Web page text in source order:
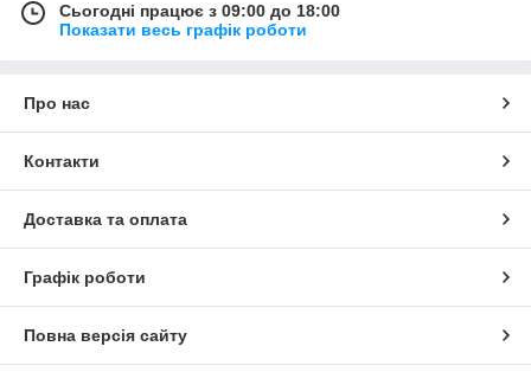
Сьогодні працює з 09:00 до 18:00
Показати весь графік роботи
Про нас
Контакти
Доставка та оплата
Графік роботи
Повна версія сайту